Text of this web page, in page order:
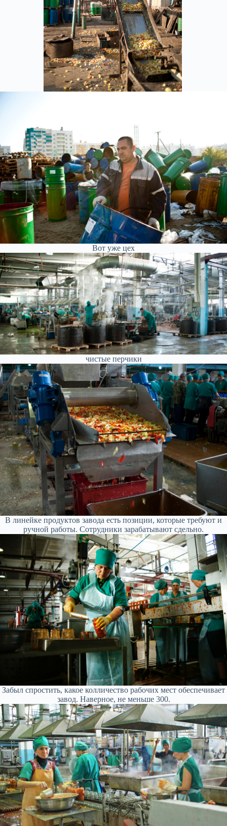
Вот уже цех
чистые перчики
В линейке продуктов завода есть позиции, которые требуют и
ручной работы. Сотрудники зарабатывают сдельно.
Забыл спростить, какое колличество рабочих мест обеспечивает
завод. Наверное, не меньше 300.